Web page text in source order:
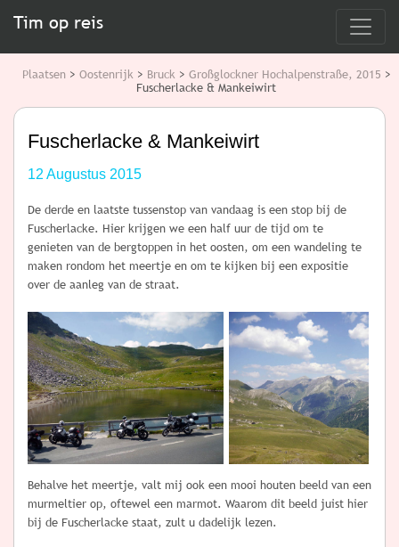
Tim op reis
Plaatsen> Oostenrijk> Bruck > Großglockner Hochalpenstraße, 2015 >
Fuscherlacke & Mankeiwirt
Fuscherlacke & Mankeiwirt
12 Augustus 2015
De derde en laatste tussenstop van vandaag is een stop bij de
Fuscherlacke. Hier krijgen we een half uur de tijd om te
genieten van de bergtoppen in het oosten, om een wandeling te
maken rondom het meertje en om te kijken bij een expositie
over de aanleg van de straat.
Behalve het meertje, valt mij ook een mooi houten beeld van een
murmeltier op, oftewel een marmot. Waarom dit beeld juist hier
bij de Fuscherlacke staat, zult u dadelijk lezen.